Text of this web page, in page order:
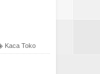
Kaca Toko